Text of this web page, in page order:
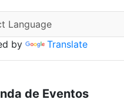
by Translate
de Eventos